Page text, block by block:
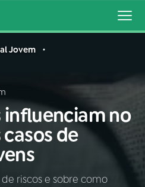
VIVO
Jovem
influenciam no
de
riscos e sobre como